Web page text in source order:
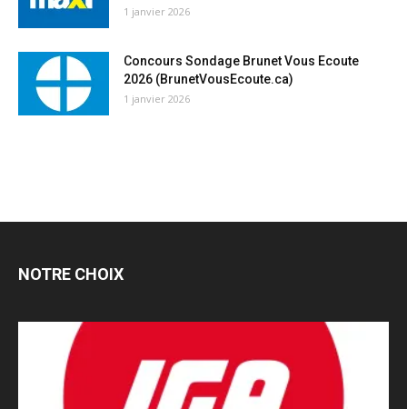
1 janvier 2026
Concours Sondage Brunet Vous Ecoute
2026 (BrunetVousEcoute.ca)
1 janvier 2026
NOTRE CHOIX